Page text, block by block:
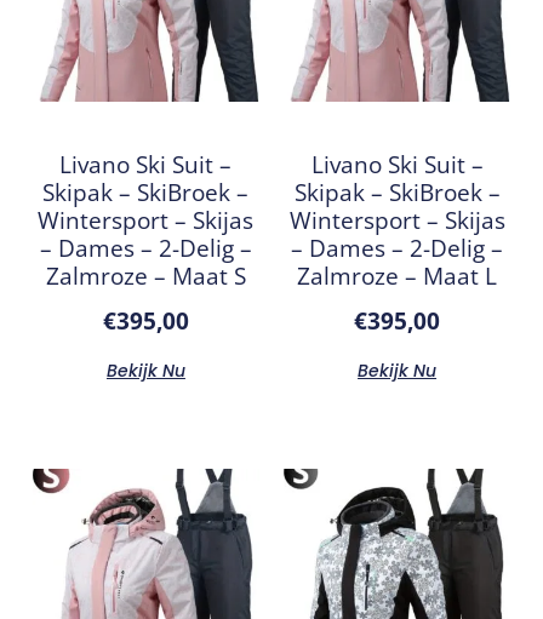
Livano Ski Suit –
Skipak – SkiBroek –
Wintersport – Skijas
– Dames – 2-Delig –
Zalmroze – Maat S
€395,00
Bekijk Nu
Livano Ski Suit –
Skipak – SkiBroek –
Wintersport – Skijas
– Dames – 2-Delig –
Zalmroze – Maat L
€395,00
Bekijk Nu